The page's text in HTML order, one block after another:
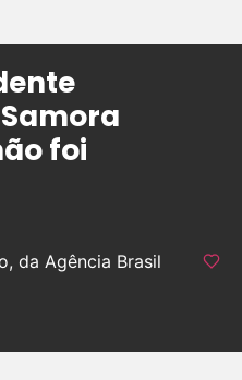
foi
da Agência Brasil